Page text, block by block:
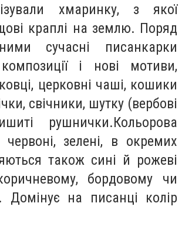
хмаринку, з якої
краплі на землю. Поряд
сучасні писанкарки
і нові мотиви,
церковні чаші, кошики
свічники, шутку (вербові
рушнички.Кольорова
червоні, зелені, в окремих
також сині й рожеві
бордовому чи
Домінує на писанці колір